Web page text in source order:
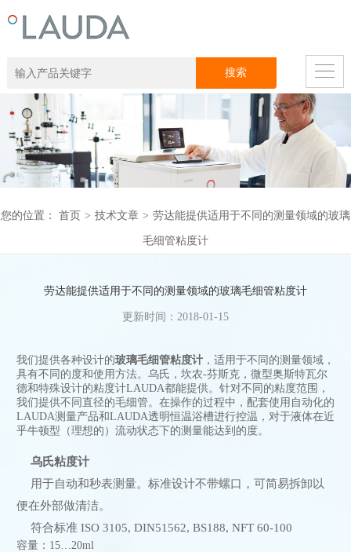
您的位置： 首页 > 技术文章 > 劳达能提供适用于不同的测量领域的玻璃
毛细管粘度计
劳达能提供适用于不同的测量领域的玻璃毛细管粘度计
更新时间：2018-01-15
我们提供各种设计的玻璃毛细管粘度计 ，适用于不同的测量领域，
具有不同的度和使用方法。乌氏，坎农-芬斯克，微型奥斯特瓦尔
德和特殊设计的粘度计LAUDA都能提供。针对不同的粘度范围，
我们提供不同直径的毛细管。在操作的过程中，配套使用自动化的
LAUDA测量产品和LAUDA透明恒温浴槽进行控温，对于液体在近
乎牛顿型（理想的）流动状态下的测量能达到的度。
乌氏粘度计
用于自动和秒表测量。标准设计不带螺口，可简易拆卸以
便在外部做清洁。
符合标准 ISO 3105, DIN51562, BS188, NFT 60-100
容量：15…20ml